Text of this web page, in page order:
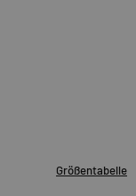
Größentabelle